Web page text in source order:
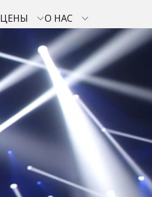
ЦЕНЫ О НАС